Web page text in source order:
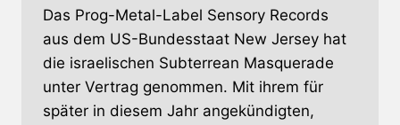
Das Prog-Metal-Label Sensory Records
aus dem US-Bundesstaat New Jersey hat
die israelischen Subterrean Masquerade
unter Vertrag genommen. Mit ihrem für
später in diesem Jahr angekündigten,